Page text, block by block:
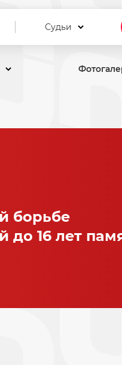
Судьи
борьбе
16 лет